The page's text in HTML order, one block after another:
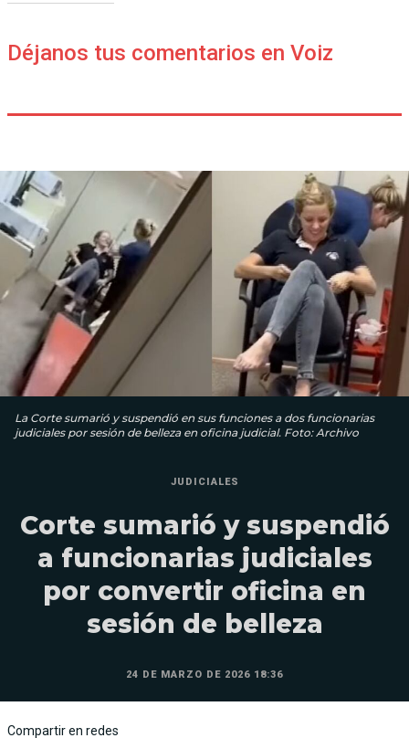
Déjanos tus comentarios en Voiz
La Corte sumarió y suspendió en sus funciones a dos funcionarias
judiciales por sesión de belleza en oficina judicial. Foto: Archivo
JUDICIALES
Corte sumarió y suspendió
a funcionarias judiciales
por convertir oficina en
sesión de belleza
24 DE MARZO DE 2026 18:36
Compartir en redes